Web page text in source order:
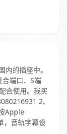
的插座中。
端口、S端
合使用。我买
2、
Apple
，音轨字幕设